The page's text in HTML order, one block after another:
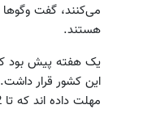
می‌کنند، گفت وگوها
هستند.
یک هفته پیش بود
این کشور قرار
مهلت داده اند که تا 12 آوریل از قدرت کناره گیری کند.